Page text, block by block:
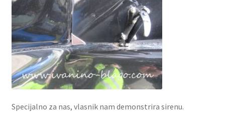
Specijalno za nas, vlasnik nam demonstrira sirenu.